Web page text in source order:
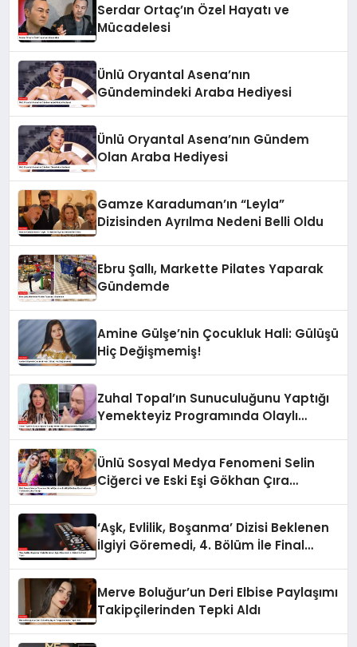
Serdar Ortaç’ın Özel Hayatı ve
Mücadelesi
Ünlü Oryantal Asena’nın
Gündemindeki Araba Hediyesi
Ünlü Oryantal Asena’nın Gündem
Olan Araba Hediyesi
Gamze Karaduman’ın “Leyla”
Dizisinden Ayrılma Nedeni Belli Oldu
Ebru Şallı, Markette Pilates Yaparak
Gündemde
Amine Gülşe’nin Çocukluk Hali: Gülüşü
Hiç Değişmemiş!
Zuhal Topal’ın Sunuculuğunu Yaptığı
Yemekteyiz Programında Olaylı
Ünlü Sosyal Medya Fenomeni Selin
Ciğerci ve Eski Eşi Gökhan Çıra
‘Aşk, Evlilik, Boşanma’ Dizisi Beklenen
İlgiyi Göremedi, 4. Bölüm İle Final
Merve Boluğur’un Deri Elbise Paylaşımı
Takipçilerinden Tepki Aldı